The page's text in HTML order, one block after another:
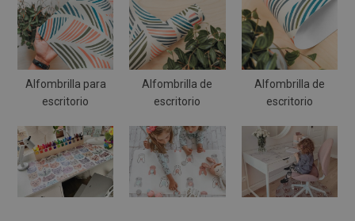
Alfombrilla para
escritorio
Alfombrilla de
escritorio
Alfombrilla de
escritorio